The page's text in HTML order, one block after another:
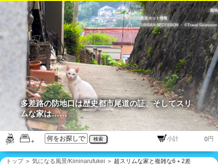
路地
ニャン公の尾道ホット情報
©BISAN SECESSION ・ ©Travel Secession
検索 円
多差路の防地口は歴史都市尾道の証、そしてスリ
ムな家は……
トップ＞ 気になる風景/Kiininarufukei ＞ 超スリムな家と複雑な6＋2差